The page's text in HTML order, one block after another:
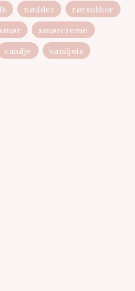
nødder
rørsukker
smør
smørcreme
vanilje vaniljeis